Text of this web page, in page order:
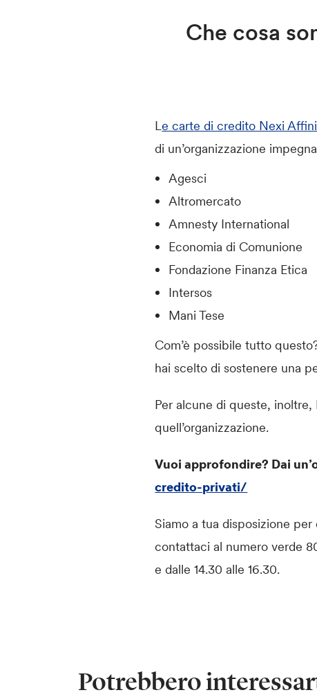
Che cosa
Le carte di credito Nexi
di un’organizzazione
Agesci
Altromercato
Amnesty International
Economia di Comunione
Fondazione Finanza Etica
Intersos
Mani Tese
Com’è possibile tutto
hai scelto di sostenere una
Per alcune di queste,
quell’organizzazione.
Vuoi approfondire? Dai
credito-privati/
Siamo a tua disposizione
contattaci al numero verde
e dalle 14.30 alle 16.30.
Potrebbero